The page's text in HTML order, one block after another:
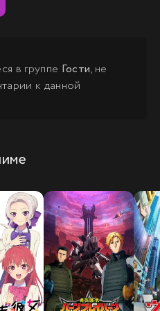
в группе Гости, не
к данной